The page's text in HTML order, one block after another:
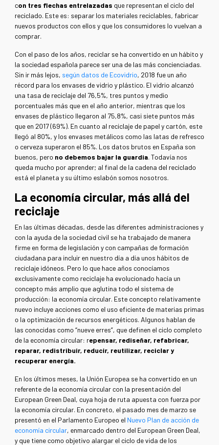
con tres flechas entrelazadas que representan el ciclo del
reciclado. Este es: separar los materiales reciclables, fabricar
nuevos productos con ellos y que los consumidores lo vuelvan a
comprar.
Con el paso de los años, reciclar se ha convertido en un hábito y
la sociedad española parece ser una de las más concienciadas.
Sin ir más lejos, según datos de Ecovidrio, 2018 fue un año
récord para los envases de vidrio y plástico. El vidrio alcanzó
una tasa de reciclaje del 76,5%, tres puntos y medio
porcentuales más que en el año anterior, mientras que los
envases de plástico llegaron al 75,8%, casi siete puntos más
que en 2017 (69%). En cuanto al reciclaje de papel y cartón, este
llegó al 80%, y los envases metálicos como las latas de refresco
o cerveza superaron el 85%. Los datos brutos en España son
buenos, pero no debemos bajar la guardia. Todavía nos
queda mucho por aprender; al final de la cadena del reciclado
está el planeta y su último eslabón somos nosotros.
La economía circular, más allá del
reciclaje
En las últimas décadas, desde las diferentes administraciones y
con la ayuda de la sociedad civil se ha trabajado de manera
firme en forma de legislación y con campañas de formación
ciudadana para incluir en nuestro día a día unos hábitos de
reciclaje idóneos. Pero lo que hace años conocíamos
exclusivamente como reciclaje ha evolucionado hacía un
concepto más amplio que aglutina todo el sistema de
producción: la economía circular. Este concepto relativamente
nuevo incluye acciones como el uso eficiente de materias primas
o la optimización de recursos energéticos. Algunos hablan de
las conocidas como “nueve erres”, que definen el ciclo completo
de la economía circular: repensar, rediseñar, refabricar,
reparar, redistribuir, reducir, reutilizar, reciclar y
recuperar energía.
En los últimos meses, la Unión Europea se ha convertido en un
referente de la economía circular con la presentación del
European Green Deal, cuya hoja de ruta apuesta con fuerza por
la economía circular. En concreto, el pasado mes de marzo se
presentó en el Parlamento Europeo el Nuevo Plan de acción de
economía circular, enmarcado dentro del European Green Deal,
y que tiene como objetivo alargar el ciclo de vida de los